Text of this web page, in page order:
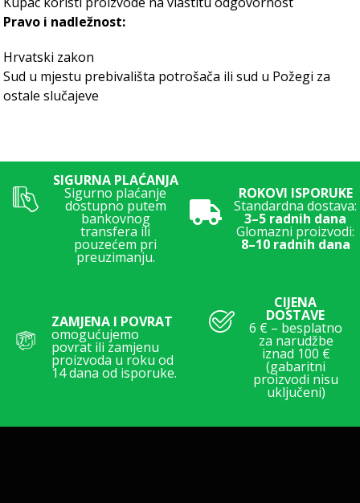
Pravo i nadležnost:
Hrvatski zakon
Sud u mjestu prebivališta potrošača ili sud u Požegi za
ostale slučajeve
SIGURNA PLAĆANJA
Sigurno plaćanje
dostupno putem
bankovnog
transfera ili
pouzećem pri
preuzimanju.
ROKOVI ISPORUKE
Standardna dostava:
3–5 radnih dana
Glomazni proizvodi:
8–10 radnih dana
ZAMJENA I POVRAT
omogućujemo
povrat ili zamjenu
proizvoda u roku od
14 dana od isporuke.
CIJENA
DOSTAVE
6 € – besplatno
za narudžbe
iznad 100 €
(gabaritni
proizvodi nisu
uključeni)